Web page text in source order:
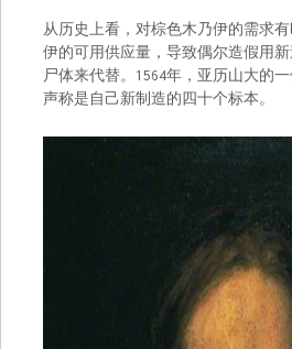
从历史上看，对棕色木乃伊的需求
伊的可用供应量，导致偶尔造假用
尸体来代替。1564年，亚历山大的
声称是自己新制造的四十个标本。